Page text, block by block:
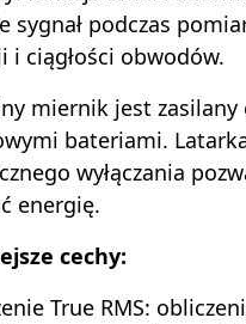
sygnał podczas
i ciągłości obwodów.
miernik jest zasilany
bateriami.
wyłączania
energię.
cechy:
True RMS: